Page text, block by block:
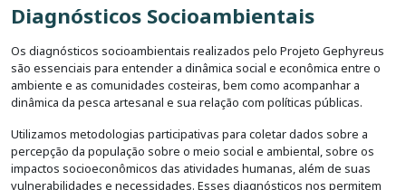
Diagnósticos Socioambientais
Os diagnósticos socioambientais realizados pelo Projeto Gephyreus
são essenciais para entender a dinâmica social e econômica entre o
ambiente e as comunidades costeiras, bem como acompanhar a
dinâmica da pesca artesanal e sua relação com políticas públicas.
Utilizamos metodologias participativas para coletar dados sobre a
percepção da população sobre o meio social e ambiental, sobre os
impactos socioeconômicos das atividades humanas, além de suas
vulnerabilidades e necessidades. Esses diagnósticos nos permitem